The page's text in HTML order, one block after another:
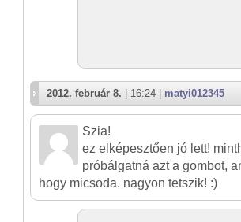
2012. február 8. | 16:24 | matyi012345
Szia!
ez elképesztően jó lett!
próbálgatná azt a gombot,
hogy micsoda. nagyon tetszik! :)